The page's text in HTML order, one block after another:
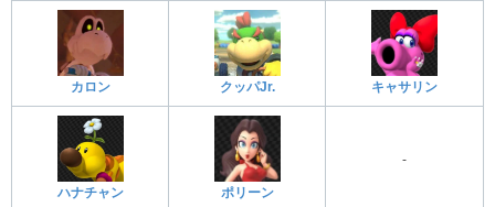
カロン クッパJr. キャサリン
ハナチャン ポリーン
-